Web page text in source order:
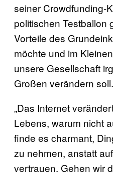
seiner Crowdfunding-
politischen Testballon
Vorteile des
möchte und im
unsere Gesellschaft
Großen verändern soll.
„Das Internet
Lebens, warum nicht
finde es charmant,
zu nehmen, anstatt
vertrauen. Gehen wir